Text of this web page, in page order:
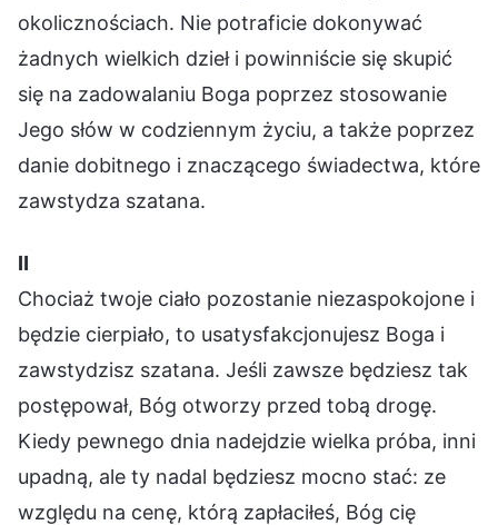
okolicznościach. Nie potraficie dokonywać
żadnych wielkich dzieł i powinniście się skupić
się na zadowalaniu Boga poprzez stosowanie
Jego słów w codziennym życiu, a także poprzez
danie dobitnego i znaczącego świadectwa, które
zawstydza szatana.
Ⅱ
Chociaż twoje ciało pozostanie niezaspokojone i
będzie cierpiało, to usatysfakcjonujesz Boga i
zawstydzisz szatana. Jeśli zawsze będziesz tak
postępował, Bóg otworzy przed tobą drogę.
Kiedy pewnego dnia nadejdzie wielka próba, inni
upadną, ale ty nadal będziesz mocno stać: ze
względu na cenę, którą zapłaciłeś, Bóg cię